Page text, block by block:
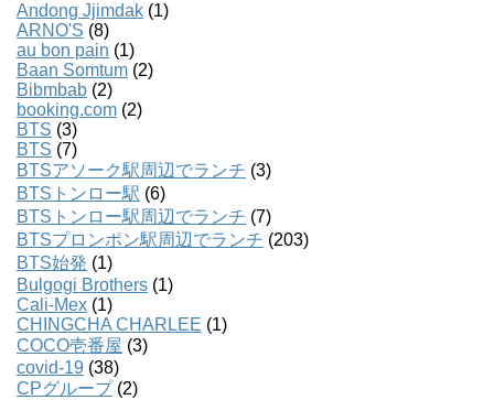
Andong Jjimdak (1)
ARNO'S (8)
au bon pain (1)
Baan Somtum (2)
Bibmbab (2)
booking.com (2)
BTS (3)
BTS (7)
BTSアソーク駅周辺でランチ (3)
BTSトンロー駅 (6)
BTSトンロー駅周辺でランチ (7)
BTSプロンポン駅周辺でランチ (203)
BTS始発 (1)
Bulgogi Brothers (1)
Cali-Mex (1)
CHINGCHA CHARLEE (1)
COCO壱番屋 (3)
covid-19 (38)
CPグループ (2)